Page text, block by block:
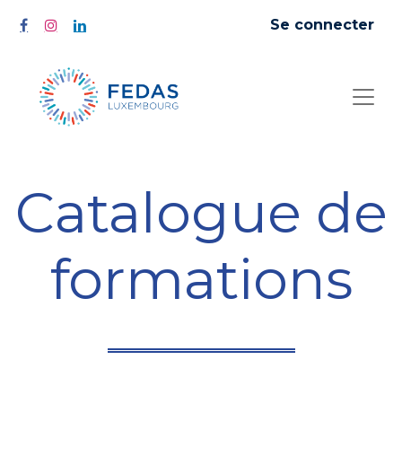
Se connecter
Catalogue de
formations